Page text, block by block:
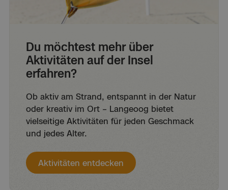
Du möchtest mehr über
Aktivitäten auf der Insel
erfahren?
Ob aktiv am Strand, entspannt in der Natur
oder kreativ im Ort – Langeoog bietet
vielseitige Aktivitäten für jeden Geschmack
und jedes Alter.
Aktivitäten entdecken